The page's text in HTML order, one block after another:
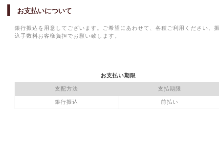
お支払いについて
銀行振込を用意してございます。ご希望にあわせて、各種ご利用ください。
込手数料お客様負担でお願い致します。
お支払い期限
支配方法 支払期限
銀行振込 前払い